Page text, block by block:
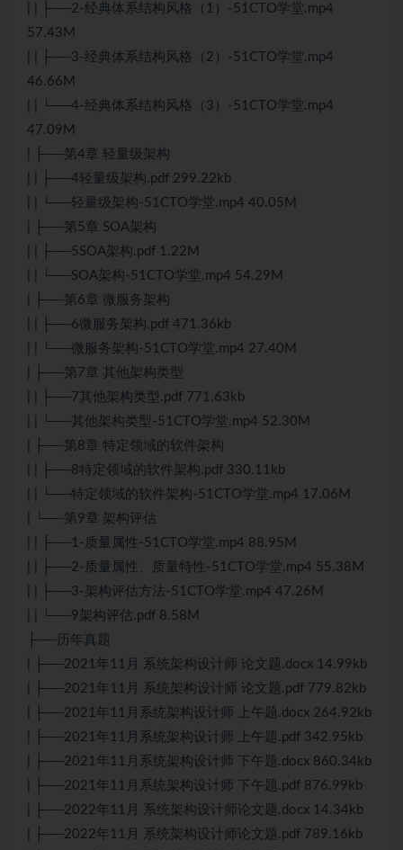
| | ├──2-经典体系结构风格（1）-51CTO学堂.mp4
57.43M
| | ├──3-经典体系结构风格（2）-51CTO学堂.mp4
46.66M
| | └──4-经典体系结构风格（3）-51CTO学堂.mp4
47.09M
| ├──第4章 轻量级架构
| | ├──4轻量级架构.pdf 299.22kb
| | └──轻量级架构-51CTO学堂.mp4 40.05M
| ├──第5章 SOA架构
| | ├──5SOA架构.pdf 1.22M
| | └──SOA架构-51CTO学堂.mp4 54.29M
| ├──第6章 微服务架构
| | ├──6微服务架构.pdf 471.36kb
| | └──微服务架构-51CTO学堂.mp4 27.40M
| ├──第7章 其他架构类型
| | ├──7其他架构类型.pdf 771.63kb
| | └──其他架构类型-51CTO学堂.mp4 52.30M
| ├──第8章 特定领域的软件架构
| | ├──8特定领域的软件架构.pdf 330.11kb
| | └──特定领域的软件架构-51CTO学堂.mp4 17.06M
| └──第9章 架构评估
| | ├──1-质量属性-51CTO学堂.mp4 88.95M
| | ├──2-质量属性、质量特性-51CTO学堂.mp4 55.38M
| | ├──3-架构评估方法-51CTO学堂.mp4 47.26M
| | └──9架构评估.pdf 8.58M
├──历年真题
| ├──2021年11月 系统架构设计师 论文题.docx 14.99kb
| ├──2021年11月 系统架构设计师 论文题.pdf 779.82kb
| ├──2021年11月系统架构设计师 上午题.docx 264.92kb
| ├──2021年11月系统架构设计师 上午题.pdf 342.95kb
| ├──2021年11月系统架构设计师 下午题.docx 860.34kb
| ├──2021年11月系统架构设计师 下午题.pdf 876.99kb
| ├──2022年11月 系统架构设计师论文题.docx 14.34kb
| ├──2022年11月 系统架构设计师论文题.pdf 789.16kb